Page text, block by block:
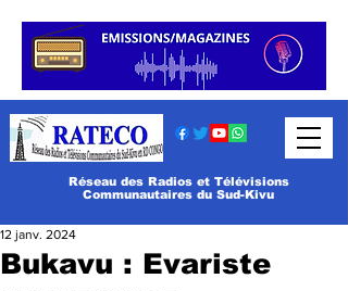
Réseau des Radios et Télévisions
Communautaires du Sud-Kivu
Bukavu : Evariste
12 janv. 2024